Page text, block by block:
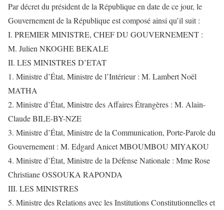
Par décret du président de la République en date de ce jour, le
Gouvernement de la République est composé ainsi qu’il suit :
I. PREMIER MINISTRE, CHEF DU GOUVERNEMENT :
M. Julien NKOGHE BEKALE
II. LES MINISTRES D’ETAT
1. Ministre d’État, Ministre de l’Intérieur : M. Lambert Noël
MATHA
2. Ministre d’État, Ministre des Affaires Étrangères : M. Alain-
Claude BILE-BY-NZE
3. Ministre d’État, Ministre de la Communication, Porte-Parole du
Gouvernement : M. Edgard Anicet MBOUMBOU MIYAKOU
4. Ministre d’État, Ministre de la Défense Nationale : Mme Rose
Christiane OSSOUKA RAPONDA
III. LES MINISTRES
5. Ministre des Relations avec les Institutions Constitutionnelles et